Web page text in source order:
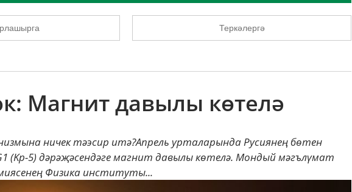
Теркәлергә
Магнит давылы көтелә
ничек тәэсир итә?Апрель урталарында Русиянең бөтен
(Kp-5) дәрәҗәсендәге магнит давылы көтелә. Мондый мәгълүмат
Физика институты...